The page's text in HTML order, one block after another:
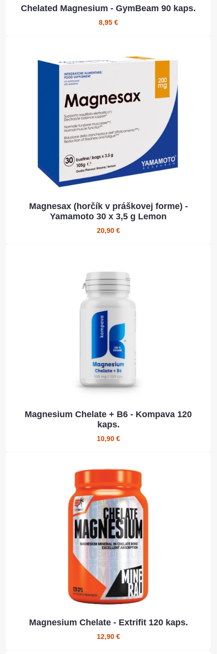
Chelated Magnesium - GymBeam 90 kaps.
8,95 €
Magnesax (horčík v práškovej forme) -
Yamamoto 30 x 3,5 g Lemon
20,90 €
Magnesium Chelate + B6 - Kompava 120
kaps.
10,90 €
Magnesium Chelate - Extrifit 120 kaps.
12,90 €